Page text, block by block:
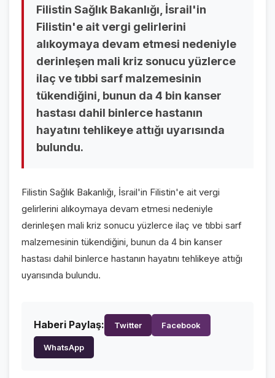
VİDEO GALERİ
FOTO GALERİ
KURUMSAL
HAKKIMIZDA
KÜNYE
Filistin Sağlık Bakanlığı, İsrail'in
Filistin'e ait vergi gelirlerini
alıkoymaya devam etmesi nedeniyle
derinleşen mali kriz sonucu yüzlerce
ilaç ve tıbbi sarf malzemesinin
tükendiğini, bunun da 4 bin kanser
hastası dahil binlerce hastanın
hayatını tehlikeye attığı uyarısında
bulundu.
Filistin Sağlık Bakanlığı, İsrail'in Filistin'e ait vergi
gelirlerini alıkoymaya devam etmesi nedeniyle
derinleşen mali kriz sonucu yüzlerce ilaç ve tıbbi sarf
malzemesinin tükendiğini, bunun da 4 bin kanser
hastası dahil binlerce hastanın hayatını tehlikeye attığı
uyarısında bulundu.
Haberi Paylaş: Twitter Facebook
WhatsApp